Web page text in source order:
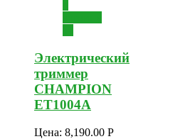
Электрический
триммер
CHAMPION
ET1004A
Цена: 8,190.00 Р